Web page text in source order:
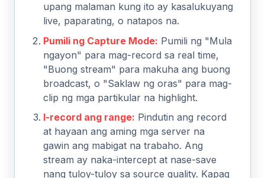
upang malaman kung ito ay kasalukuyang
live, paparating, o natapos na.
Pumili ng Capture Mode: Pumili ng "Mula
ngayon" para mag-record sa real time,
"Buong stream" para makuha ang buong
broadcast, o "Saklaw ng oras" para mag-
clip ng mga partikular na highlight.
I-record ang range: Pindutin ang record
at hayaan ang aming mga server na
gawin ang mabigat na trabaho. Ang
stream ay naka-intercept at nase-save
nang tuloy-tuloy sa source quality. Kapag